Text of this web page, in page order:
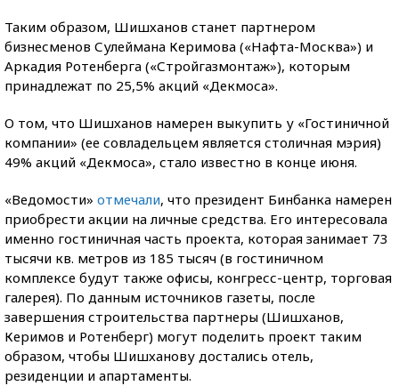
Таким образом, Шишханов станет партнером
бизнесменов Сулеймана Керимова («Нафта-Москва») и
Аркадия Ротенберга («Стройгазмонтаж»), которым
принадлежат по 25,5% акций «Декмоса».
О том, что Шишханов намерен выкупить у «Гостиничной
компании» (ее совладельцем является столичная мэрия)
49% акций «Декмоса», стало известно в конце июня.
«Ведомости» отмечали, что президент Бинбанка намерен
приобрести акции на личные средства. Его интересовала
именно гостиничная часть проекта, которая занимает 73
тысячи кв. метров из 185 тысяч (в гостиничном
комплексе будут также офисы, конгресс-центр, торговая
галерея). По данным источников газеты, после
завершения строительства партнеры (Шишханов,
Керимов и Ротенберг) могут поделить проект таким
образом, чтобы Шишханову достались отель,
резиденции и апартаменты.